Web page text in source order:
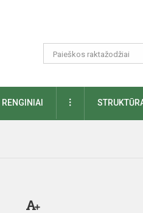
RENGINIAI DAUGIAU